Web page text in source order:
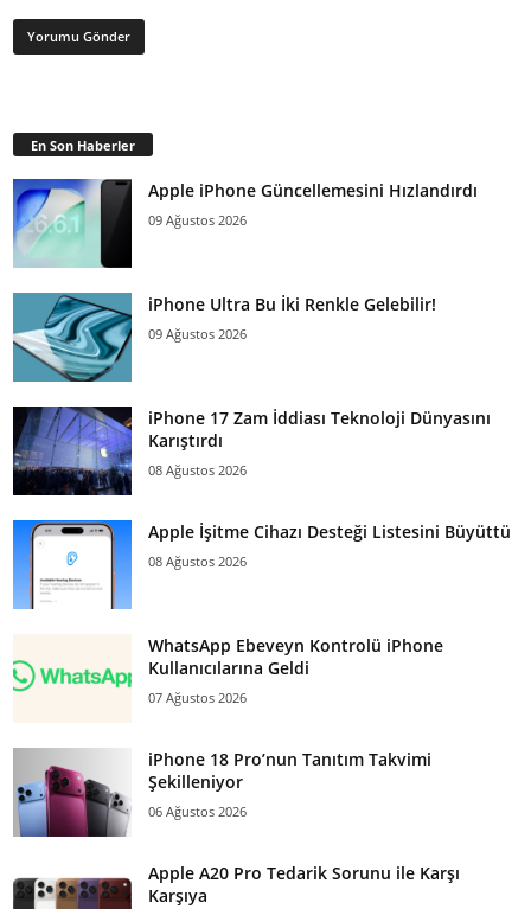
En Son Haberler
Apple iPhone Güncellemesini Hızlandırdı
09 Ağustos 2026
iPhone Ultra Bu İki Renkle Gelebilir!
09 Ağustos 2026
iPhone 17 Zam İddiası Teknoloji Dünyasını
Karıştırdı
08 Ağustos 2026
Apple İşitme Cihazı Desteği Listesini Büyüttü
08 Ağustos 2026
WhatsApp Ebeveyn Kontrolü iPhone
Kullanıcılarına Geldi
07 Ağustos 2026
iPhone 18 Pro’nun Tanıtım Takvimi
Şekilleniyor
06 Ağustos 2026
Apple A20 Pro Tedarik Sorunu ile Karşı
Karşıya